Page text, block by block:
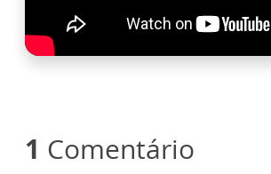
1 Comentário